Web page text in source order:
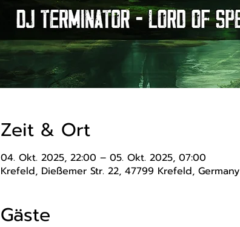
Zeit & Ort
04. Okt. 2025, 22:00 – 05. Okt. 2025, 07:00
Krefeld, Dießemer Str. 22, 47799 Krefeld, Germany
Gäste